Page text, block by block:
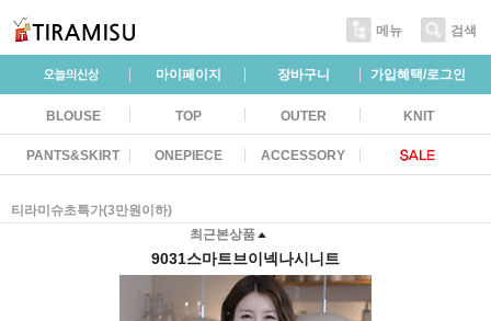
메뉴 검색
마이페이지 장바구니 가입혜택/로그인
BLOUSE TOP OUTER KNIT
PANTS&SKIRT ONEPIECE ACCESSORY
티라미슈초특가(3만원이하)
최근본상품
9031스마트브이넥나시니트